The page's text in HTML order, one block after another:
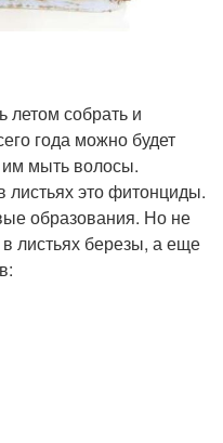
летом собрать и
года можно будет
им мыть волосы.
это фитонциды.
образования. Но не
листьях березы, а еще